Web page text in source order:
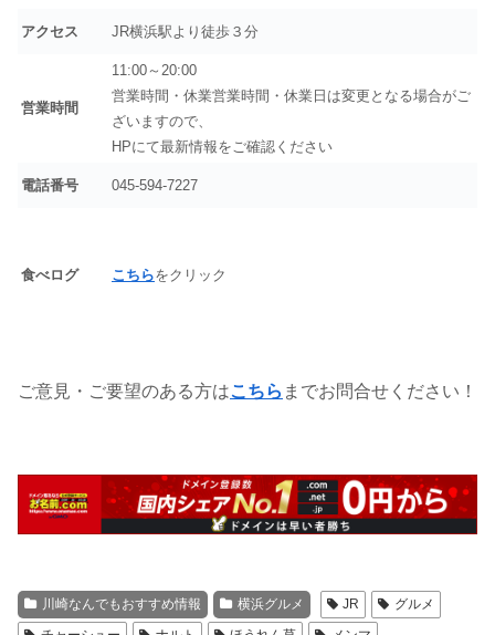
アクセス JR横浜駅より徒歩３分
営業時間
11:00～20:00
営業時間・休業営業時間・休業日は変更となる場合がご
ざいますので、
HPにて最新情報をご確認ください
電話番号 045-594-7227
食べログ こちらをクリック
ご意見・ご要望のある方はこちら までお問合せください！
川崎なんでもおすすめ情報 横浜グルメ JR
グルメ